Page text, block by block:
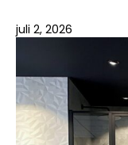
juli 2, 2026